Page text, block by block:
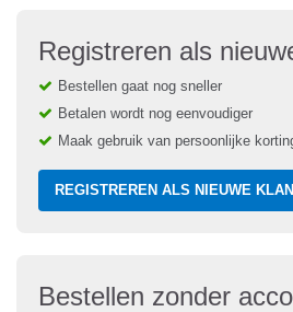
Registreren als
Bestellen gaat nog sneller
Betalen wordt nog eenvoudiger
Maak gebruik van persoonlijke
REGISTREREN ALS NIEUWE
Bestellen zonder